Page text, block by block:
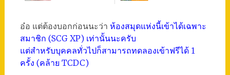
อ๋อ แต่ต้องบอกก่อนนะว่า ห้องสมุดแห่งนี้เข้าได้เฉพาะ
สมาชิก (SCG XP) เท่านั้นนะครับ
แต่สำหรับบุคคลทั่วไปก็สามารถทดลองเข้าฟรีได้ 1
ครั้ง (คล้าย TCDC)